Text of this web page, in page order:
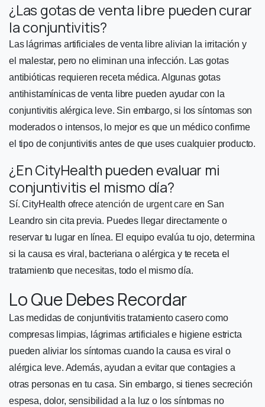
¿Las gotas de venta libre pueden curar
la conjuntivitis?
Las lágrimas artificiales de venta libre alivian la irritación y
el malestar, pero no eliminan una infección. Las gotas
antibióticas requieren receta médica. Algunas gotas
antihistamínicas de venta libre pueden ayudar con la
conjuntivitis alérgica leve. Sin embargo, si los síntomas son
moderados o intensos, lo mejor es que un médico confirme
el tipo de conjuntivitis antes de que uses cualquier producto.
¿En CityHealth pueden evaluar mi
conjuntivitis el mismo día?
Sí. CityHealth ofreceatención de urgent careen San
Leandro sin cita previa. Puedes llegar directamente o
reservar tu lugar en línea. El equipo evalúa tu ojo, determina
si la causa es viral, bacteriana o alérgica y te receta el
tratamiento que necesitas, todo el mismo día.
Lo Que Debes Recordar
Las medidas de conjuntivitis tratamiento casero como
compresas limpias, lágrimas artificiales e higiene estricta
pueden aliviar los síntomas cuando la causa es viral o
alérgica leve. Además, ayudan a evitar que contagies a
otras personas en tu casa. Sin embargo, si tienes secreción
espesa, dolor, sensibilidad a la luz o los síntomas no